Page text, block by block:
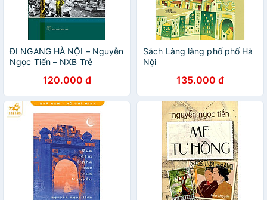
ĐI NGANG HÀ NỘI – Nguyễn
Ngọc Tiến – NXB Trẻ
120.000 đ
Sách Làng làng phố phố Hà
Nội
135.000 đ